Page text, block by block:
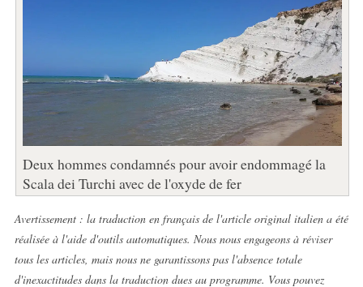
Deux hommes condamnés pour avoir endommagé la
Scala dei Turchi avec de l'oxyde de fer
Avertissement : la traduction en français de l'article original italien a été
réalisée à l'aide d'outils automatiques. Nous nous engageons à réviser
tous les articles, mais nous ne garantissons pas l'absence totale
d'inexactitudes dans la traduction dues au programme. Vous pouvez